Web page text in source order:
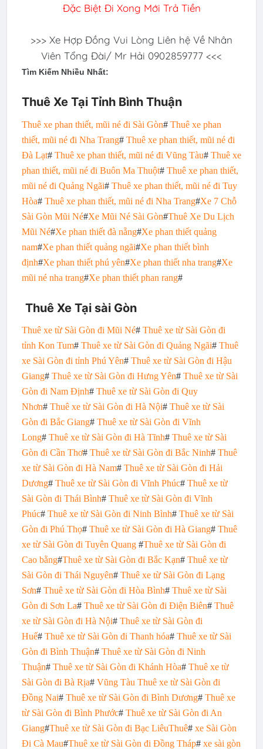
Đặc Biệt Đi Xong Mới Trả Tiền
>>> Xe Hợp Đồng Vui Lòng Liên hệ Về Nhân
Viên Tổng Đài/ Mr Hải 0902859777 <<<
Tìm Kiếm Nhiều Nhất:
Thuê Xe Tại Tỉnh Bình Thuận
Thuê xe phan thiết, mũi né đi Sài Gòn# Thuê xe phan
thiết, mũi né đi Nha Trang# Thuê xe phan thiết, mũi né đi
Đà Lạt# Thuê xe phan thiết, mũi né đi Vũng Tàu# Thuê xe
phan thiết, mũi né đi Buôn Ma Thuột# Thuê xe phan thiết,
mũi né đi Quảng Ngãi# Thuê xe phan thiết, mũi né đi Tuy
Hòa# Thuê xe phan thiết, mũi né đi Nha Trang#Xe 7 Chỗ
Sài Gòn Mũi Né#Xe Mũi Né Sài Gòn#Thuê Xe Du Lịch
Mũi Né#Xe phan thiết đà nẵng#Xe phan thiết quảng
nam#Xe phan thiết quảng ngãi#Xe phan thiết bình
định#Xe phan thiết phú yên#Xe phan thiết nha trang#Xe
mũi né nha trang#Xe phan thiết phan rang#
Thuê Xe Tại sài Gòn
Thuê xe từ Sài Gòn đi Mũi Né# Thuê xe từ Sài Gòn đi
tỉnh Kon Tum# Thuê xe từ Sài Gòn đi Quảng Ngãi# Thuê
xe Sài Gòn đi tỉnh Phú Yên# Thuê xe từ Sài Gòn đi Hậu
Giang# Thuê xe từ Sài Gòn đi Hưng Yên# Thuê xe từ Sài
Gòn đi Nam Định# Thuê xe từ Sài Gòn đi Quy
Nhơn# Thuê xe từ Sài Gòn đi Hà Nội# Thuê xe từ Sài
Gòn đi Bắc Giang# Thuê xe từ Sài Gòn đi Vĩnh
Long# Thuê xe từ Sài Gòn đi Hà Tĩnh# Thuê xe từ Sài
Gòn đi Cần Thơ# Thuê xe từ Sài Gòn đi Bắc Ninh# Thuê
xe từ Sài Gòn đi Hà Nam# Thuê xe từ Sài Gòn đi Hải
Dương# Thuê xe từ Sài Gòn đi Vĩnh Phúc# Thuê xe từ
Sài Gòn đi Thái Bình# Thuê xe từ Sài Gòn đi Vĩnh
Phúc# Thuê xe từ Sài Gòn đi Ninh Bình# Thuê xe từ Sài
Gòn đi Phú Thọ# Thuê xe từ Sài Gòn đi Hà Giang# Thuê
xe từ Sài Gòn đi Tuyên Quang#Thuê xe từ Sài Gòn đi
Cao bằng#Thuê xe từ Sài Gòn đi Bắc Kạn# Thuê xe từ
Sài Gòn đi Thái Nguyên# Thuê xe từ Sài Gòn đi Lạng
Sơn# Thuê xe từ Sài Gòn đi Hòa Bình# Thuê xe từ Sài
Gòn đi Sơn La# Thuê xe từ Sài Gòn đi Điện Biên# Thuê
xe từ Sài Gòn đi Hà Nội# Thuê xe từ Sài Gòn đi
Huế# Thuê xe từ Sài Gòn đi Thanh hóa# Thuê xe từ Sài
Gòn đi Bình Thuận# Thuê xe từ Sài Gòn đi Ninh
Thuận# Thuê xe từ Sài Gòn đi Khánh Hòa# Thuê xe từ
Sài Gòn đi Bà Rịa# Vũng Tàu Thuê xe từ Sài Gòn đi
Đồng Nai# Thuê xe từ Sài Gòn đi Bình Dương# Thuê xe
từ Sài Gòn đi Bình Phước# Thuê xe từ Sài Gòn đi An
Giang#Thuê xe từ Sài Gòn đi Bạc LiêuThuê# xe Sài Gòn
Đi Cà Mau#Thuê xe từ Sài Gòn đi Đồng Tháp# xe sài gòn